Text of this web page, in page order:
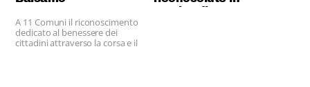
A 11 Comuni il riconoscimento
dedicato al benessere dei
cittadini attraverso la corsa e il
Lombardia